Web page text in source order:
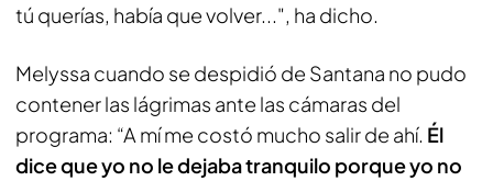
tú querías, había que volver...", ha dicho.
Melyssa cuando se despidió de Santana no pudo
contener las lágrimas ante las cámaras del
programa: “A mí me costó mucho salir de ahí. Él
dice que yo no le dejaba tranquilo porque yo no